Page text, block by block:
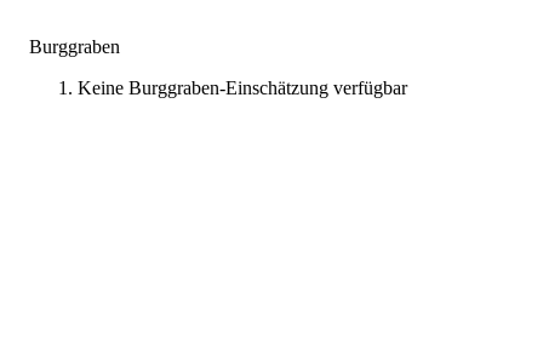
Burggraben
Keine Burggraben-Einschätzung verfügbar